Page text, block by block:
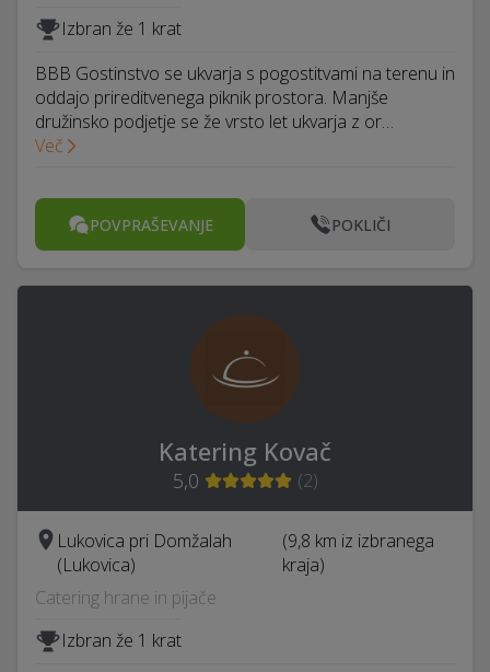
Izbran že 1 krat
BBB Gostinstvo se ukvarja s pogostitvami na terenu in
oddajo prireditvenega piknik prostora. Manjše
družinsko podjetje se že vrsto let ukvarja z or…
Več
POVPRAŠEVANJE POKLIČI
Katering Kovač
5,0 (2)
Lukovica pri Domžalah
(Lukovica)
(9,8 km iz izbranega
kraja)
Catering hrane in pijače
Izbran že 1 krat